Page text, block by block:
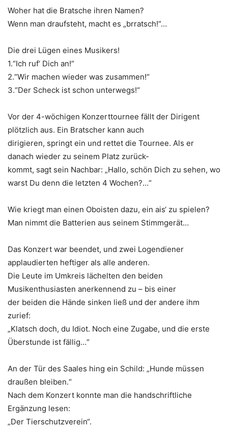
Woher hat die Bratsche ihren Namen?
Wenn man draufsteht, macht es „brratsch!“…
Die drei Lügen eines Musikers!
1.“Ich ruf‘ Dich an!“
2.“Wir machen wieder was zusammen!“
3.“Der Scheck ist schon unterwegs!“
Vor der 4-wöchigen Konzerttournee fällt der Dirigent
plötzlich aus. Ein Bratscher kann auch
dirigieren, springt ein und rettet die Tournee. Als er
danach wieder zu seinem Platz zurück-
kommt, sagt sein Nachbar: „Hallo, schön Dich zu sehen, wo
warst Du denn die letzten 4 Wochen?…“
Wie kriegt man einen Oboisten dazu, ein ais‘ zu spielen?
Man nimmt die Batterien aus seinem Stimmgerät…
Das Konzert war beendet, und zwei Logendiener
applaudierten heftiger als alle anderen.
Die Leute im Umkreis lächelten den beiden
Musikenthusiasten anerkennend zu – bis einer
der beiden die Hände sinken ließ und der andere ihm
zurief:
„Klatsch doch, du Idiot. Noch eine Zugabe, und die erste
Überstunde ist fällig…“
An der Tür des Saales hing ein Schild: „Hunde müssen
draußen bleiben.“
Nach dem Konzert konnte man die handschriftliche
Ergänzung lesen:
„Der Tierschutzverein“.